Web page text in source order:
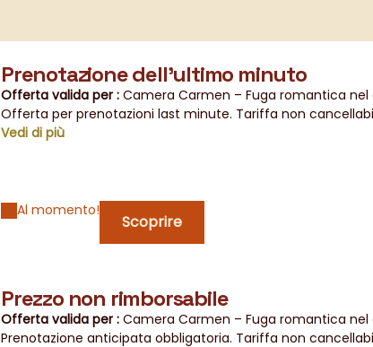
Prenotazione dell'ultimo minuto
Offerta valida per : Camera Carmen – Fuga romantica nel
graziosa camera per gli ospiti ad Orange (fino a 3 persone)
Provenza|
Offerta per prenotazioni last minute. Tariffa non
momento della prenotazione.
Vedi di più
Al momento!
Scoprire
Prezzo non rimborsabile
Offerta valida per : Camera Carmen – Fuga romantica nel
graziosa camera per gli ospiti ad Orange (fino a 3 persone)
Prenotazione anticipata obbligatoria. Tariffa non